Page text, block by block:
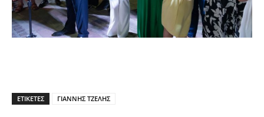
ΕΤΙΚΕΤΕΣ ΓΙΑΝΝΗΣ ΤΖΕΛΗΣ